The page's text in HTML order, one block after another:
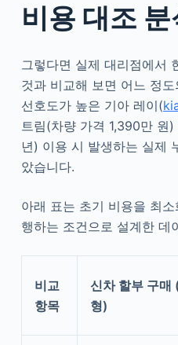
비용 대조 분
그렇다면 실제 대리점에서
것과 비교해 보면 어느 정
선호도가 높은 기아 레이(
트림(차량 가격 1,390만 원
년) 이용 시 발생하는 실제
았습니다.
아래 표는 초기 비용을 최
행하는 조건으로 설계한 데
비교
항목
신차 할부 구매
형)